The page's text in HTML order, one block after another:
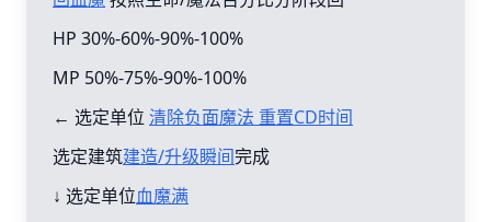
HP 30%-60%-90%-100%
MP 50%-75%-90%-100%
← 选定单位 清除负面魔法 重置CD时间
选定建筑建造/升级瞬间完成
↓ 选定单位血魔满